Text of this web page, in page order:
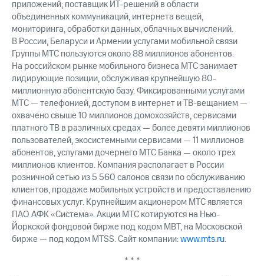
приложений; поставщик ИТ-решений в области
объединенных коммуникаций, интернета вещей,
мониторинга, обработки данных, облачных вычислений.
В России, Беларуси и Армении услугами мобильной связи
Группы МТС пользуются около 88 миллионов абонентов.
На российском рынке мобильного бизнеса МТС занимает
лидирующие позиции, обслуживая крупнейшую 80-
миллионную абонентскую базу. Фиксированными услугами
МТС — телефонией, доступом в интернет и ТВ-вещанием —
охвачено свыше 10 миллионов домохозяйств, сервисами
платного ТВ в различных средах — более девяти миллионов
пользователей, экосистемными сервисами — 11 миллионов
абонентов, услугами дочернего МТС Банка — около трех
миллионов клиентов. Компания располагает в России
розничной сетью из 5 560 салонов связи по обслуживанию
клиентов, продаже мобильных устройств и предоставлению
финансовых услуг. Крупнейшим акционером МТС является
ПАО АФК «Система». Акции МТС котируются на Нью-
Йоркской фондовой бирже под кодом MBT, на Московской
бирже — под кодом MTSS. Сайт компании:www.mts.ru.
* * *